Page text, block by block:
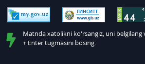
Matnda xatolikni ko'rsangiz, uni belgilang
+ Enter tugmasini bosing.